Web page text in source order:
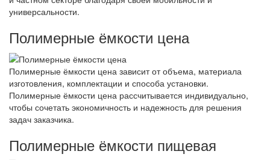
универсальности.
Полимерные ёмкости цена
Полимерные ёмкости цена зависит от объема, материала
изготовления, комплектации и способа установки.
Полимерные ёмкости цена рассчитывается индивидуально,
чтобы сочетать экономичность и надежность для решения
задач заказчика.
Полимерные ёмкости пищевая